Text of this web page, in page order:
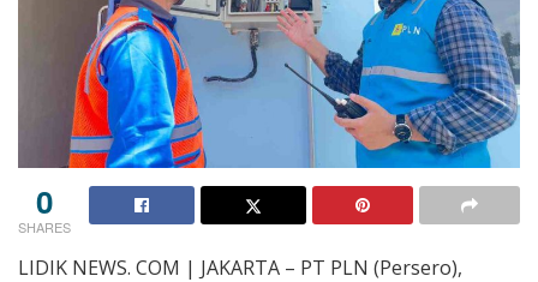
0
SHARES
LIDIK NEWS. COM | JAKARTA – PT PLN (Persero),